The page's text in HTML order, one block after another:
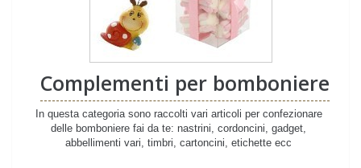
Complementi per bomboniere
In questa categoria sono raccolti vari articoli per confezionare
delle bomboniere fai da te: nastrini, cordoncini, gadget,
abbellimenti vari, timbri, cartoncini, etichette ecc